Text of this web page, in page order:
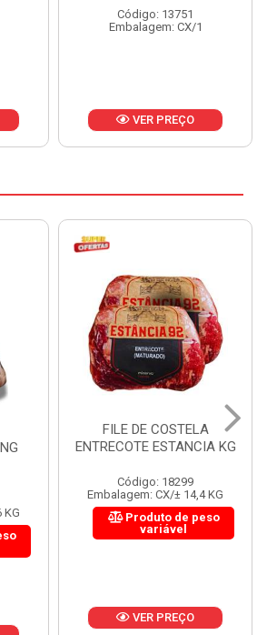
CX/1
VER PREÇO VER
KG
FILE DE COSTELA
ENTRECOTE ESTANCIA KG
Código: 18299
Embalagem: CX/± 14,4 KG
Produto de peso
variável
VER PREÇO